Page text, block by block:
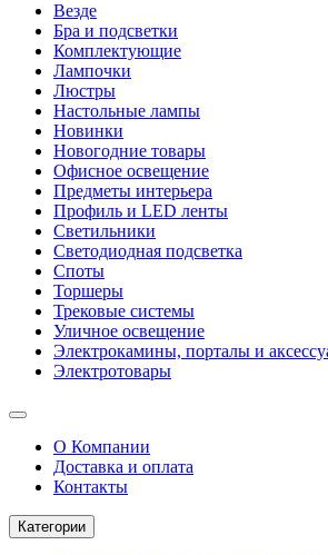
Везде
Бра и подсветки
Комплектующие
Лампочки
Люстры
Настольные лампы
Новинки
Новогодние товары
Офисное освещение
Предметы интерьера
Профиль и LED ленты
Светильники
Светодиодная подсветка
Споты
Торшеры
Трековые системы
Уличное освещение
Электрокамины, порталы и
Электротовары
О Компании
Доставка и оплата
Контакты
Категории